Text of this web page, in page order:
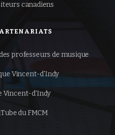
canadiens
professeurs de musique
Vincent-d'Indy
Vincent-d'Indy
du FMCM